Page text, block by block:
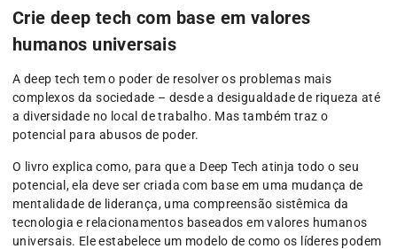
Crie deep tech com base em valores
humanos universais
A deep tech tem o poder de resolver os problemas mais
complexos da sociedade – desde a desigualdade de riqueza até
a diversidade no local de trabalho. Mas também traz o
potencial para abusos de poder.
O livro explica como, para que a Deep Tech atinja todo o seu
potencial, ela deve ser criada com base em uma mudança de
mentalidade de liderança, uma compreensão sistêmica da
tecnologia e relacionamentos baseados em valores humanos
universais. Ele estabelece um modelo de como os líderes podem